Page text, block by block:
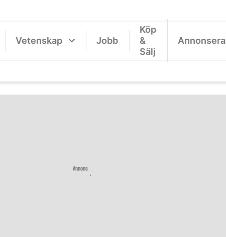
Vetenskap Jobb
Köp
&
Sälj
Annonsera
Annons